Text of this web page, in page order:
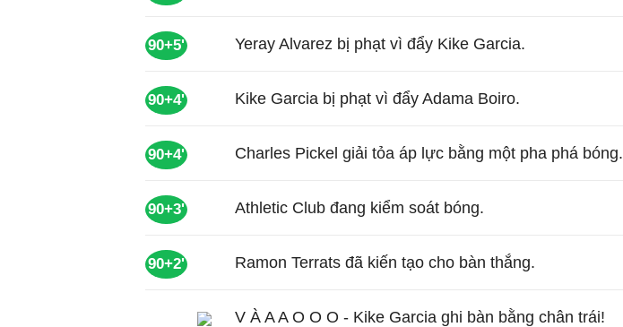
90+5' Yeray Alvarez bị phạt vì đẩy Kike Garcia.
90+4' Kike Garcia bị phạt vì đẩy Adama Boiro.
90+4' Charles Pickel giải tỏa áp lực bằng một pha phá bóng.
90+3' Athletic Club đang kiểm soát bóng.
90+2' Ramon Terrats đã kiến tạo cho bàn thắng.
V À A A O O O - Kike Garcia ghi bàn bằng chân trái!